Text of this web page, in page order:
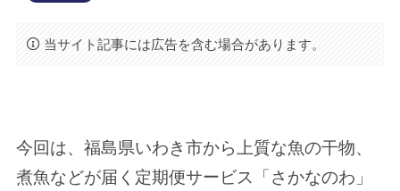
当サイト記事には広告を含む場合があります。
今回は、福島県いわき市から上質な魚の干物、
煮魚などが届く定期便サービス「さかなのわ」